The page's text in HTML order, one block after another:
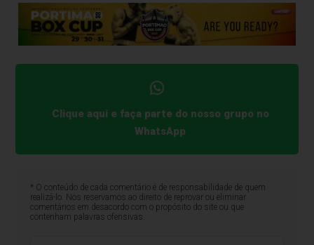
Clique aqui e faça parte do nosso grupo no
WhatsApp
* O conteúdo de cada comentário é de responsabilidade de quem
realizá-lo. Nos reservamos ao direito de reprovar ou eliminar
comentários em desacordo com o propósito do site ou que
contenham palavras ofensivas.